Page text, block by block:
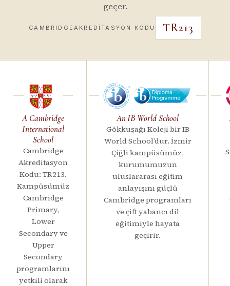
geçer.
CAMBRIDGE AKREDITASYON KODU TR213
A Cambridge
International
School
Cambridge
Akreditasyon
Kodu: TR213.
Kampüsümüz
Cambridge
Primary,
Lower
Secondary ve
Upper
Secondary
programlarını
yetkili olarak
An IB World School
Gökkuşağı Koleji bir IB
World School’dur. İzmir
Çiğli kampüsümüz,
kurumumuzun
uluslararası eğitim
anlayışını güçlü
Cambridge programları
ve çift yabancı dil
eğitimiyle hayata
geçirir.